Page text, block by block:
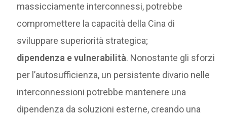
massicciamente interconnessi, potrebbe
compromettere la capacità della Cina di
sviluppare superiorità strategica;
dipendenza e vulnerabilità. Nonostante gli sforzi
per l’autosufficienza, un persistente divario nelle
interconnessioni potrebbe mantenere una
dipendenza da soluzioni esterne, creando una